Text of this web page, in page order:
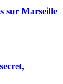
sur Marseille